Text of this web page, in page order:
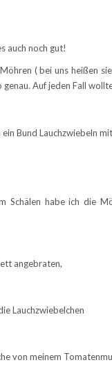
auch noch gut!
( bei uns heißen
Auf jeden Fall
Bund Lauchzwiebeln
Schälen habe ich die
angebraten,
Lauchzwiebelchen
von meinem